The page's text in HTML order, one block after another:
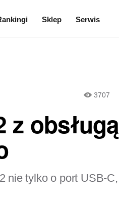
Sklep Serwis
3707
z obsługą
nie tylko o port USB-C,